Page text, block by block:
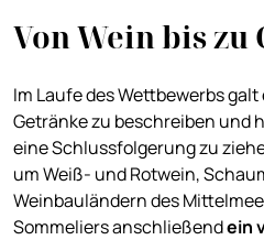
Von Wein bis zu
Im Laufe des Wettbewerbs
Getränke zu beschreiben
eine Schlussfolgerung zu
um Weiß- und Rotwein,
Weinbauländern des
Sommeliers anschließendein